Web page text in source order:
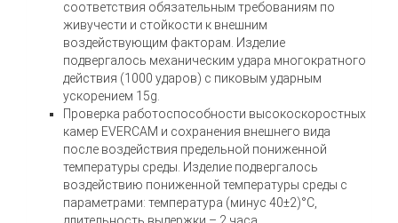
соответствия обязательным требованиям по
живучести и стойкости к внешним
воздействующим факторам. Изделие
подвергалось механическим удара многократного
действия (1000 ударов) с пиковым ударным
ускорением 15g.
Проверка работоспособности высокоскоростных
камер EVERCAM и сохранения внешнего вида
после воздействия предельной пониженной
температуры среды. Изделие подвергалось
воздействию пониженной температуры среды с
параметрами: температура (минус 40±2)°С,